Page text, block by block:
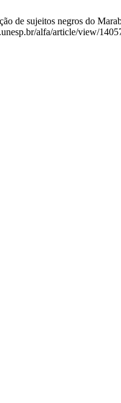
de sujeitos negros do
alfa/article/view/